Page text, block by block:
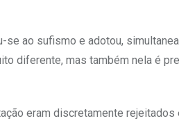
ao sufismo e adotou,
diferente, mas também nela é
eram discretamente